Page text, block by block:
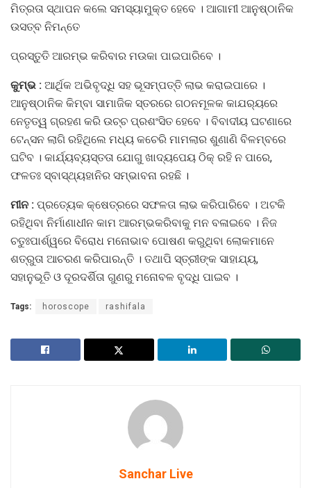
ମିତ୍ରତା ସ୍ଥାପନ କଲେ ସମସ୍ୟାମୁକ୍ତ ହେବେ । ଆଗାମୀ ଆନୁଷ୍ଠାନିକ
ଉସତ୍ବ ନିମନ୍ତେ
ପ୍ରସ୍ତୁତି ଆରମ୍ଭ କରିବାର ମଉକା ପାଇପାରିବେ ।
କୁମ୍ଭ : ଆର୍ଥିକ ଅଭିବୃଦ୍ଧି ସହ ଭୂସମ୍ପତ୍ତି ଲାଭ କରାଇପାରେ ।
ଆନୁଷ୍ଠାନିକ କିମ୍ବା ସାମାଜିକ ସ୍ତରରେ ଗଠନମୂଳକ କାଯର୍‌ୟରେ
ନେତୃତ୍ୱ ଗ୍ରହଣ କରି ଉଚ୍ଚ ପ୍ରଶଂସିତ ହେବେ । ବିବାଦୀୟ ଘଟଣାରେ
ଟେନ୍ସନ ଲାଗି ରହିଥିଲେ ମଧ୍ୟ କଚେରି ମାମଲାର ଶୁଣାଣି ବିଳମ୍ବରେ
ଘଟିବ । କାର୍ଯ୍ୟବ୍ୟସ୍ତତା ଯୋଗୁ ଖାଦ୍ୟପେୟ ଠିକ୍‌ ରହି ନ ପାରେ,
ଫଳତଃ ସ୍ବାସ୍ଥ୍ୟହାନିର ସମ୍ଭାବନା ରହଛି ।
ମୀନ : ପ୍ରତ୍ୟେକ କ୍ଷେତ୍ରରେ ସଫଳତା ଲାଭ କରିପାରିବେ । ଅଟକି
ରହିଥିବା ନିର୍ମାଣାଧୀନ କାମ ଆରମ୍ଭକରିବାକୁ ମନ ବଳାଇବେ । ନିଜ
ଚତୁଃପାର୍ଶ୍ୱରେ ବିରୋଧ ମନୋଭାବ ପୋଷଣ କରୁଥିବା ଲୋକମାନେ
ଶତ୍ରୁତା ଆଚରଣ କରିପାରନ୍ତି । ତଥାପି ସ୍ତ୍ରୀଙ୍କ ସାହାଯ୍ୟ,
ସହାନୁଭୂତି ଓ ଦୂରଦର୍ଶିତା ଗୁଣରୁ ମନୋବଳ ବୃଦ୍ଧି ପାଇବ ।
Tags: horoscope rashifala
Sanchar Live